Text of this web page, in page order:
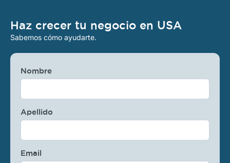
Haz crecer tu negocio en USA
Sabemos cómo ayudarte.
Nombre
Apellido
Email